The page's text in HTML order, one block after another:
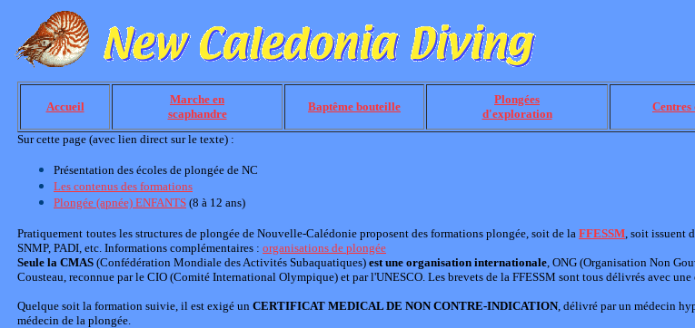
Accueil
Marche en
scaphandre
Baptême bouteille
Plongées
d'exploration
Centres
Sur cette page (avec lien direct sur le texte) :
Présentation des écoles de plongée de NC
Les contenus des formations
Plongée (apnée) ENFANTS (8 à 12 ans)
Pratiquement toutes les structures de plongée de Nouvelle-Calédonie proposent des formations plongée, soit de la FFESSM, soit issuent
SNMP, PADI, etc. Informations complémentaires : organisations de plongée
Seule la CMAS (Confédération Mondiale des Activités Subaquatiques) est une organisation internationale, ONG (Organisation Non
Cousteau, reconnue par le CIO (Comité International Olympique) et par l'UNESCO. Les brevets de la FFESSM sont tous délivrés avec
Quelque soit la formation suivie, il est exigé un CERTIFICAT MEDICAL DE NON CONTRE-INDICATION, délivré par un médecin
médecin de la plongée.